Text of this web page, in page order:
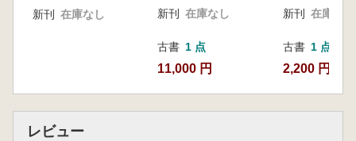
新刊 在庫なし 新刊 在庫なし
古書 1 点
11,000 円
新刊 在庫なし
古書 1 点
2,200 円
レビュー